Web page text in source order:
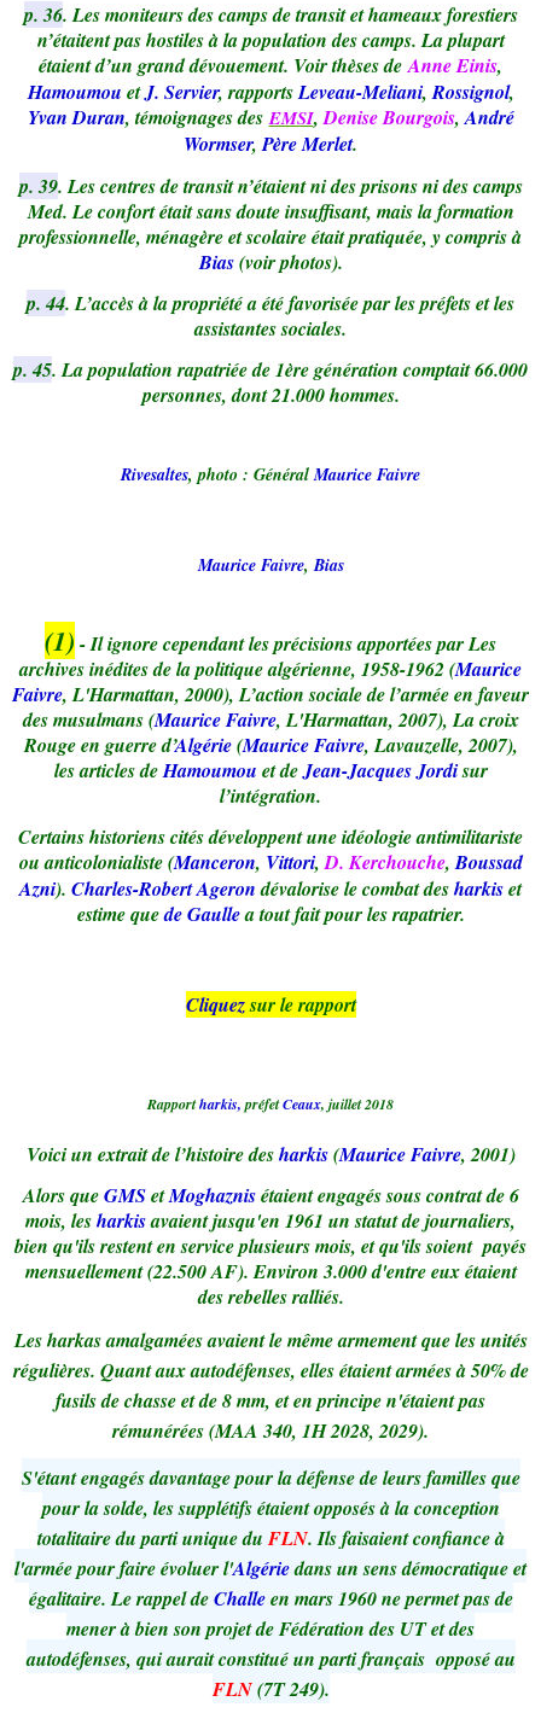
p. 36. Les moniteurs des camps de transit et hameaux forestiers
n’étaitent pas hostiles à la population des camps. La plupart
étaient d’un grand dévouement. Voir thèses deAnne Einis,
Hamoumou etJ. Servier, rapportsLeveau-Meliani,Rossignol,
Yvan Duran, témoignages desEMSI,Denise Bourgois,André
Wormser,Père Merlet.
p. 39. Les centres de transit n’étaient ni des prisons ni des camps
Med. Le confort était sans doute insuffisant, mais la formation
professionnelle, ménagère et scolaire était pratiquée, y compris à
Bias(voir photos).
p. 44. L’accès à la propriété a été favorisée par les préfets et les
assistantes sociales.
p. 45. La population rapatriée de 1ère génération comptait 66.000
personnes, dont 21.000 hommes.
Rivesaltes, photo : GénéralMaurice Faivre
Maurice Faivre, Bias
(1) - Il ignore cependant les précisions apportées par Les
archives inédites de la politique algérienne, 1958-1962 (Maurice
Faivre, L'Harmattan, 2000), L’action sociale de l’armée en faveur
des musulmans (Maurice Faivre, L'Harmattan, 2007), La croix
Rouge en guerre d’Algérie(Maurice Faivre, Lavauzelle, 2007),
les articles deHamoumou et deJean-Jacques Jordisur
l’intégration.
Certains historiens cités développent une idéologie antimilitariste
ou anticolonialiste (Manceron, Vittori,D. Kerchouche,Boussad
Azni). Charles-Robert Agerondévalorise le combat desharkiset
estime quede Gaullea tout fait pour les rapatrier.
Cliquezsur le rapport
Rapportharkis,préfetCeaux, juillet 2018
Voici un extrait de l’histoire desharkis(Maurice Faivre, 2001)
Alors queGMSetMoghaznisétaient engagés sous contrat de 6
mois, lesharkisavaient jusqu'en 1961 un statut de journaliers,
bien qu'ils restent en service plusieurs mois, et qu'ils soient payés
mensuellement (22.500 AF). Environ 3.000 d'entre eux étaient
des rebelles ralliés.
Les harkas amalgamées avaient le même armement que les unités
régulières. Quant aux autodéfenses, elles étaient armées à 50% de
fusils de chasse et de 8 mm, et en principe n'étaient pas
rémunérées (MAA 340, 1H 2028, 2029).
S'étant engagés davantage pour la défense de leurs familles que
pour la solde, les supplétifs étaient opposés à la conception
totalitaire du parti unique duFLN. Ils faisaient confiance à
l'armée pour faire évoluer l'Algériedans un sens démocratique et
égalitaire. Le rappel deChalleen mars 1960 ne permet pas de
mener à bien son projet de Fédération des UT et des
autodéfenses, qui aurait constitué un parti français opposé au
FLN(7T 249).